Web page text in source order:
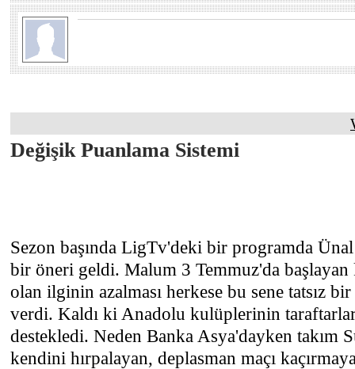
Değişik Puanlama Sistemi
Sezon başında LigTv'deki bir programda
bir öneri geldi. Malum 3 Temmuz'da başlayan
olan ilginin azalması herkese bu sene tatsız
verdi. Kaldı ki Anadolu kulüplerinin
destekledi. Neden Banka Asya'dayken takım
kendini hırpalayan, deplasman maçı